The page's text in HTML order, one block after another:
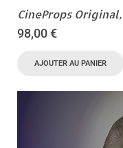
CineProps Original,
98,00€
AJOUTER AU PANIER